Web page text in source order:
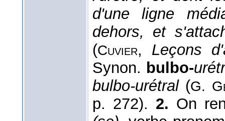
d'une ligne
dehors, et
(Cuvier, Leçons
Synon. bulbo-
bulbo-urétral(G.
p. 272). 2. On